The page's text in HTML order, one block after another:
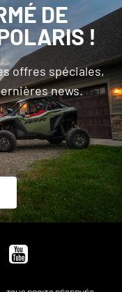
DE
!
offres spéciales,
news.